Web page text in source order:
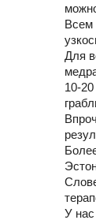
Всем
Для
10-
У